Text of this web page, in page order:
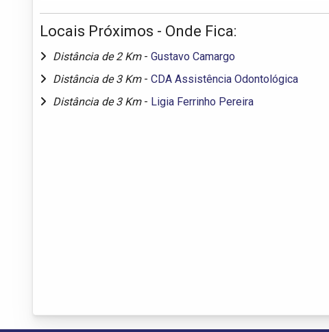
Locais Próximos - Onde Fica:
Distância de 2 Km - Gustavo Camargo
Distância de 3 Km - CDA Assistência Odontológica
Distância de 3 Km - Ligia Ferrinho Pereira